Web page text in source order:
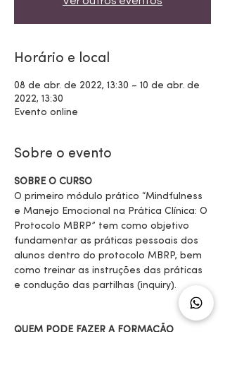
Horário e local
08 de abr. de 2022, 13:30 – 10 de abr. de
2022, 13:30
Evento online
Sobre o evento
SOBRE O CURSO
O primeiro módulo prático “Mindfulness
e Manejo Emocional na Prática Clínica: O
Protocolo MBRP” tem como objetivo
fundamentar as práticas pessoais dos
alunos dentro do protocolo MBRP, bem
como treinar as instruções das práticas
e condução das partilhas (inquiry).
QUEM PODE FAZER A FORMAÇÃO